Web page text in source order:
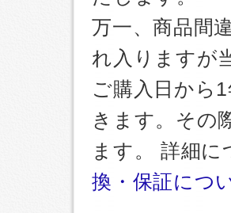
万一、商品間
れ入りますが
ご購入日から
きます。その
ます。 詳細
換・保証につ